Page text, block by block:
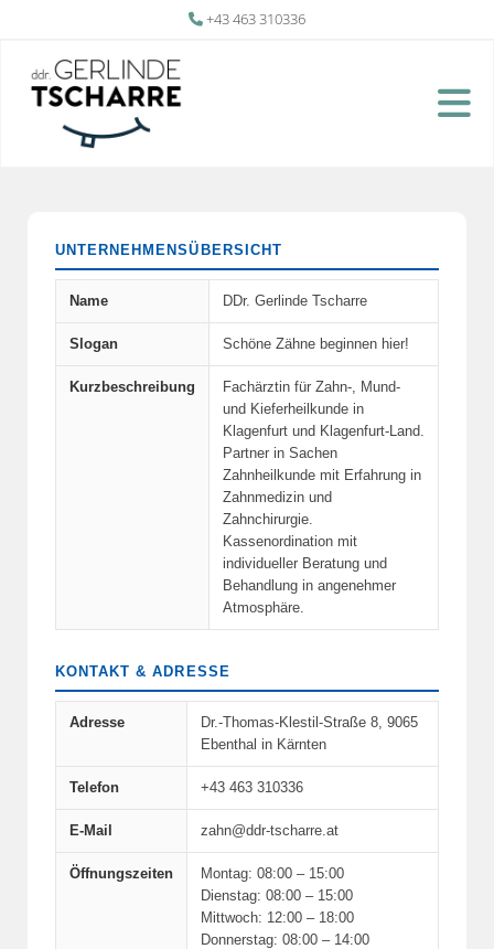
 +43 463 310336
UNTERNEHMENSÜBERSICHT
Name DDr. Gerlinde Tscharre
Slogan Schöne Zähne beginnen hier!
Kurzbeschreibung
Fachärztin für Zahn-, Mund-
und Kieferheilkunde in
Klagenfurt und Klagenfurt-Land.
Partner in Sachen
Zahnheilkunde mit Erfahrung in
Zahnmedizin und
Zahnchirurgie.
Kassenordination mit
individueller Beratung und
Behandlung in angenehmer
Atmosphäre.
KONTAKT & ADRESSE
Adresse
Dr.-Thomas-Klestil-Straße 8, 9065
Ebenthal in Kärnten
Telefon +43 463 310336
E-Mail zahn@ddr-tscharre.at
Öffnungszeiten
Montag: 08:00 – 15:00
Dienstag: 08:00 – 15:00
Mittwoch: 12:00 – 18:00
Donnerstag: 08:00 – 14:00